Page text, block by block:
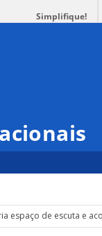
Simplifique!
espaço de escuta e